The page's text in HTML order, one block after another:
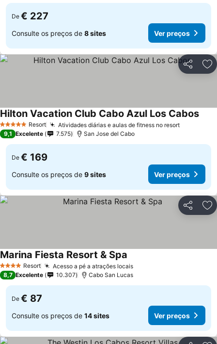
De € 227
Consulte os preços de 8 sites Ver preços
Partilhar
5 Estrelas Resort Atividades diárias e aulas de fitness no resort
Hilton Vacation Club Cabo Azul Los Cabos
9,1 Excelente 7.575 San Jose del Cabo
De € 169
Consulte os preços de 9 sites Ver preços
Partilhar
4 EstrelasResort Acesso a pé a atrações locais
Marina Fiesta Resort & Spa
8,7 Excelente 10.307 Cabo San Lucas
De € 87
Consulte os preços de 14 sites Ver preços